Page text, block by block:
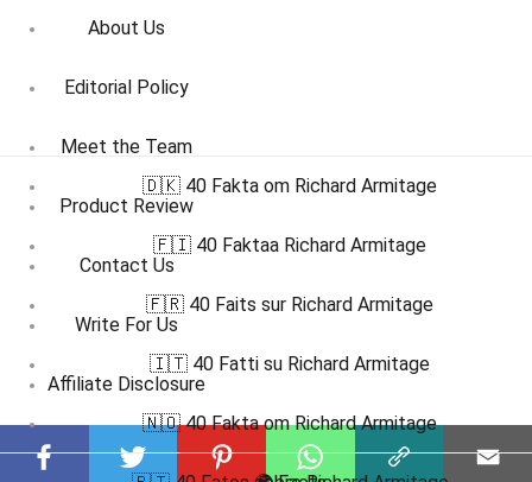
About Us
Editorial Policy
Meet the Team
Product Review
Contact Us
Write For Us
Affiliate Disclosure
DMCA
🇩🇰 40 Fakta om Richard Armitage
🇫🇮 40 Faktaa Richard Armitage
🇫🇷 40 Faits sur Richard Armitage
🇮🇹 40 Fatti su Richard Armitage
🇳🇴 40 Fakta om Richard Armitage